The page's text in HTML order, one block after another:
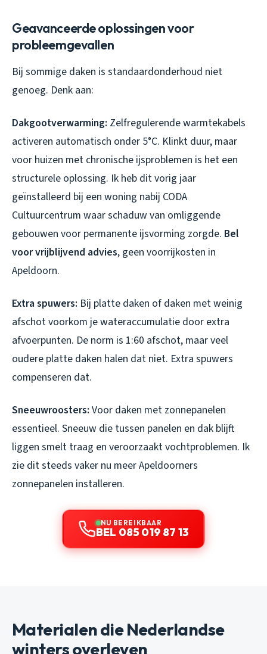
Geavanceerde oplossingen voor
probleemgevallen
Bij sommige daken is standaardonderhoud niet
genoeg. Denk aan:
Dakgootverwarming: Zelfregulerende warmtekabels
activeren automatisch onder 5°C. Klinkt duur, maar
voor huizen met chronische ijsproblemen is het een
structurele oplossing. Ik heb dit vorig jaar
geïnstalleerd bij een woning nabij CODA
Cultuurcentrum waar schaduw van omliggende
gebouwen voor permanente ijsvorming zorgde. Bel
voor vrijblijvend advies, geen voorrijkosten in
Apeldoorn.
Extra spuwers: Bij platte daken of daken met weinig
afschot voorkom je wateraccumulatie door extra
afvoerpunten. De norm is 1:60 afschot, maar veel
oudere platte daken halen dat niet. Extra spuwers
compenseren dat.
Sneeuwroosters: Voor daken met zonnepanelen
essentieel. Sneeuw die tussen panelen en dak blijft
liggen smelt traag en veroorzaakt vochtproblemen. Ik
zie dit steeds vaker nu meer Apeldoorners
zonnepanelen installeren.
NU BEREIKBAAR
BEL 085 019 87 13
Materialen die Nederlandse
winters overleven